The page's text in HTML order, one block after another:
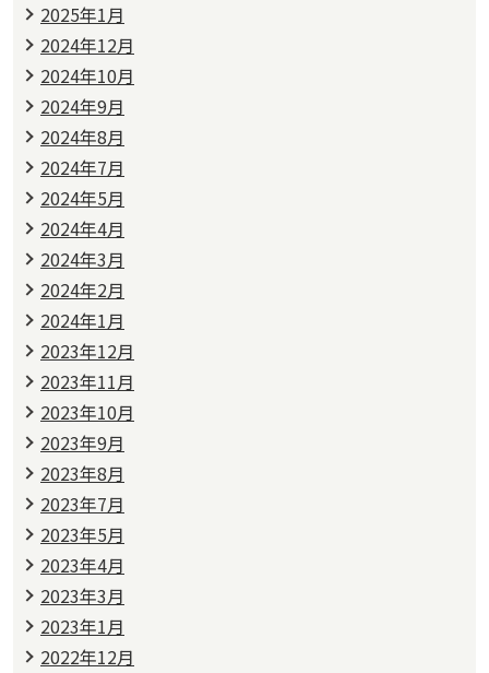
2025年1月
2024年12月
2024年10月
2024年9月
2024年8月
2024年7月
2024年5月
2024年4月
2024年3月
2024年2月
2024年1月
2023年12月
2023年11月
2023年10月
2023年9月
2023年8月
2023年7月
2023年5月
2023年4月
2023年3月
2023年1月
2022年12月